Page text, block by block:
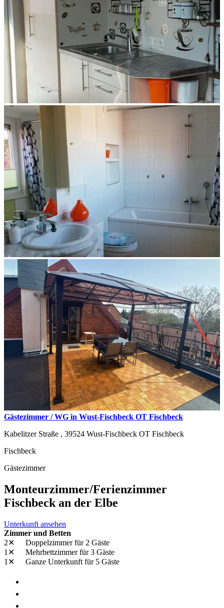
Gästezimmer / WG in Wust-Fischbeck OT Fischbeck
Kabelitzer Straße , 39524 Wust-Fischbeck OT Fischbeck
Fischbeck
Gästezimmer
Monteurzimmer/Ferienzimmer
Fischbeck an der Elbe
Unterkunft ansehen
Zimmer und Betten
2✕
Doppelzimmerfür 2 Gäste
1✕
Mehrbettzimmerfür 3 Gäste
1✕
Ganze Unterkunft für 5 Gäste